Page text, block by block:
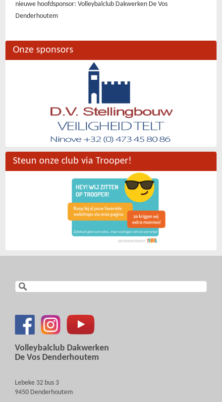
nieuwe hoofdsponsor: Volleybalclub Dakwerken De Vos
Denderhoutem
Onze sponsors
Steun onze club via Trooper!
Volleybalclub Dakwerken
De Vos Denderhoutem
Lebeke 32 bus 3
9450 Denderhoutem